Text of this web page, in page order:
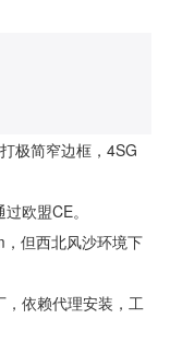
极简窄边框，4SG
欧盟CE。
但西北风沙环境下
依赖代理安装，工